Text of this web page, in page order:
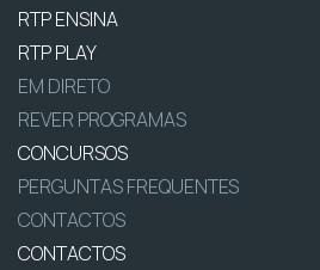
RTP ENSINA
RTP PLAY
EM DIRETO
REVER PROGRAMAS
CONCURSOS
PERGUNTAS FREQUENTES
CONTACTOS
CONTACTOS